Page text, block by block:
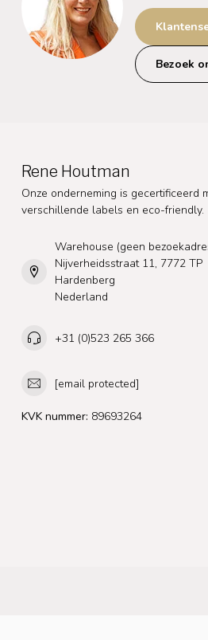
Bezoek
Rene Houtman
Onze onderneming is gecertificeerd
verschillende labels en eco-friendly.
Warehouse (geen
Nijverheidsstraat 11, 7772 TP
Hardenberg
Nederland
+31 (0)523 265 366
[email protected]
KVK nummer: 89693264